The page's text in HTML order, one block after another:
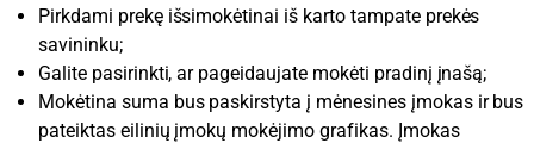
Pirkdami prekę išsimokėtinai iš karto tampate prekės
savininku;
Galite pasirinkti, ar pageidaujate mokėti pradinį įnašą;
Mokėtina suma bus paskirstyta į mėnesines įmokas ir bus
pateiktas eilinių įmokų mokėjimo grafikas. Įmokas